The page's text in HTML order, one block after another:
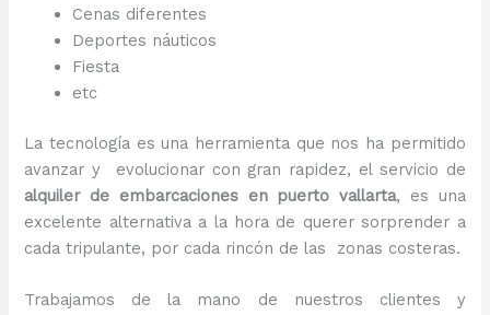
Cenas diferentes
Deportes náuticos
Fiesta
etc
La tecnología es una herramienta que nos ha permitido
avanzar y evolucionar con gran rapidez, el servicio de
alquiler de embarcaciones en puerto vallarta, es una
excelente alternativa a la hora de querer sorprender a
cada tripulante, por cada rincón de las zonas costeras.
Trabajamos de la mano de nuestros clientes y